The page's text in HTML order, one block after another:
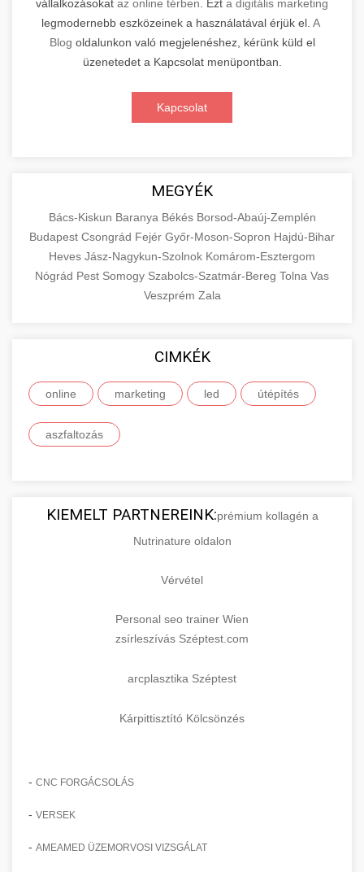
vállalkozásokat az online térben . Ezt a digitális marketing
legmodernebb eszközeinek a használatával érjük el. A
Blog oldalunkon való megjelenéshez, kérünk küld el
üzenetedet a Kapcsolat menüpontban.
Kapcsolat
MEGYÉK
Bács-Kiskun Baranya Békés Borsod-Abaúj-Zemplén
Budapest Csongrád Fejér Győr-Moson-Sopron Hajdú-Bihar
Heves Jász-Nagykun-Szolnok Komárom-Esztergom
Nógrád Pest Somogy Szabolcs-Szatmár-Bereg Tolna Vas
Veszprém Zala
CIMKÉK
online marketing led útépítés
aszfaltozás
KIEMELT PARTNEREINK:prémium kollagén a
Nutrinature oldalon
Vérvétel
Personal seo trainer Wien
zsírleszívás Széptest.com
arcplasztika Széptest
Kárpittisztító Kölcsönzés
- CNC FORGÁCSOLÁS
- VERSEK
- AMEAMED ÜZEMORVOSI VIZSGÁLAT